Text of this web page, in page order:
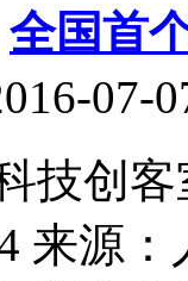
全国首
07-
技创
来源